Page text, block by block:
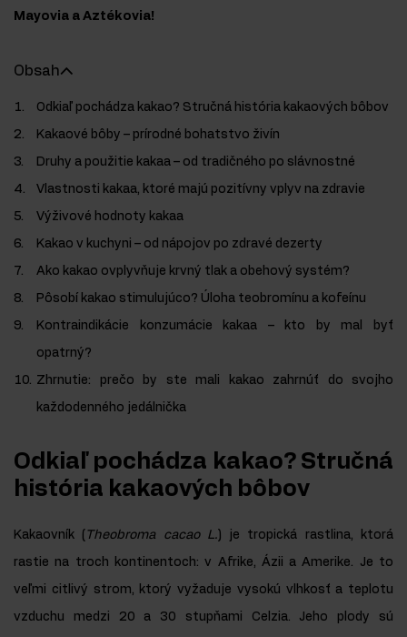
Mayovia a Aztékovia!
Obsah
Odkiaľ pochádza kakao? Stručná história kakaových bôbov
Kakaové bôby – prírodné bohatstvo živín
Druhy a použitie kakaa – od tradičného po slávnostné
Vlastnosti kakaa, ktoré majú pozitívny vplyv na zdravie
Výživové hodnoty kakaa
Kakao v kuchyni – od nápojov po zdravé dezerty
Ako kakao ovplyvňuje krvný tlak a obehový systém?
Pôsobí kakao stimulujúco? Úloha teobromínu a kofeínu
Kontraindikácie konzumácie kakaa – kto by mal byť
opatrný?
Zhrnutie: prečo by ste mali kakao zahrnúť do svojho
každodenného jedálnička
Odkiaľ pochádza kakao? Stručná
história kakaových bôbov
Kakaovník ( Theobroma cacao L. ) je tropická rastlina, ktorá
rastie na troch kontinentoch: v Afrike, Ázii a Amerike. Je to
veľmi citlivý strom, ktorý vyžaduje vysokú vlhkosť a teplotu
vzduchu medzi 20 a 30 stupňami Celzia. Jeho plody sú